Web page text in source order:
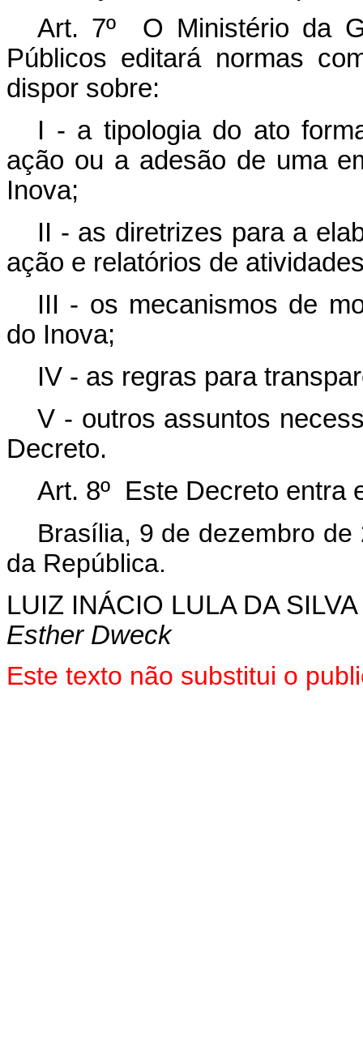
Art. 7º O Ministério da
Públicos editará normas
dispor sobre:
I - a tipologia do ato
ação ou a adesão de uma
Inova;
II - as diretrizes para a
ação e relatórios de
III - os mecanismos de
do Inova;
IV - as regras para
V - outros assuntos
Decreto.
Art. 8º Este Decreto entra
Brasília, 9 de dezembro de
da República.
LUIZ INÁCIO LULA DA SILVA
Esther Dweck
Este texto não substitui o